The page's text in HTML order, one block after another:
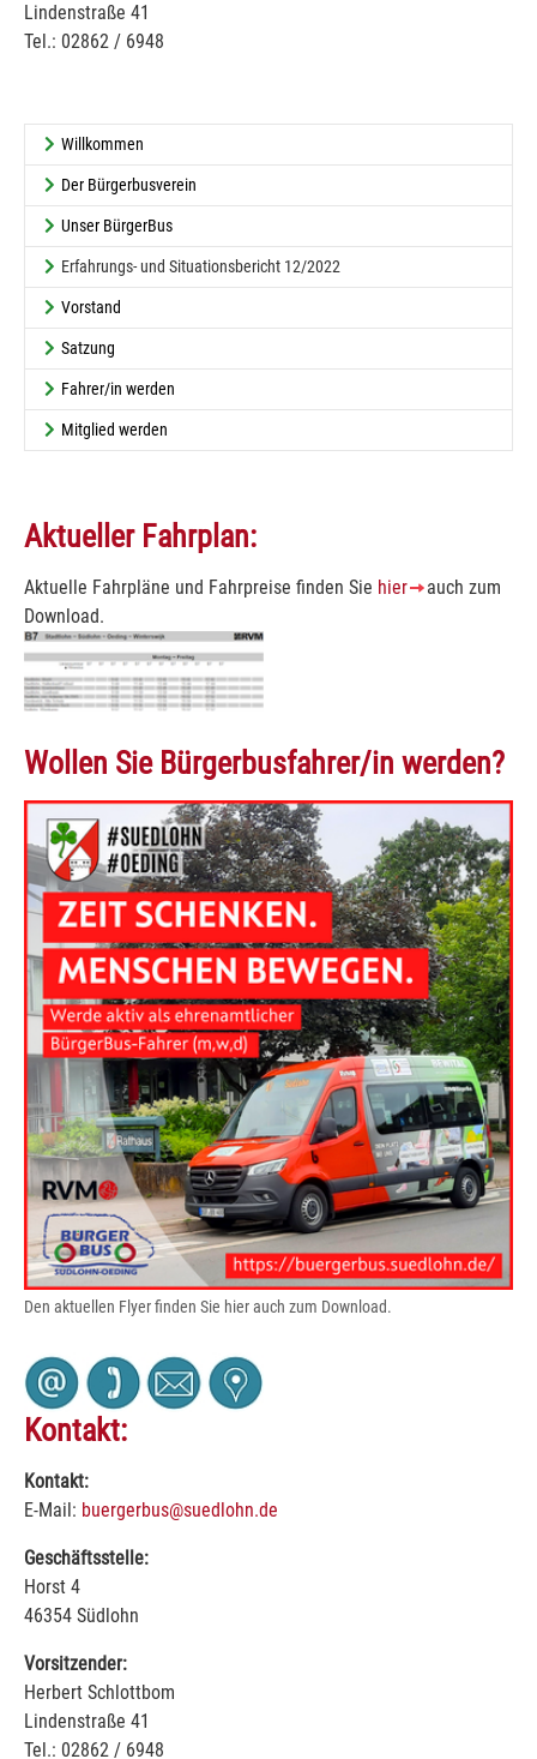
Lindenstraße 41
Tel.: 02862 / 6948
Willkommen
Der Bürgerbusverein
Unser BürgerBus
Erfahrungs- und Situationsbericht 12/2022
Vorstand
Satzung
Fahrer/in werden
Mitglied werden
Aktueller Fahrplan:
Aktuelle Fahrpläne und Fahrpreise finden Sie hier
auch zum
Download.
Wollen Sie Bürgerbusfahrer/in werden?
Den aktuellen Flyer finden Sie hier auch zum Download.
Kontakt:
Kontakt:
E-Mail: buergerbus@suedlohn.de
Geschäftsstelle:
Horst 4
46354 Südlohn
Vorsitzender:
Herbert Schlottbom
Lindenstraße 41
Tel.: 02862 / 6948